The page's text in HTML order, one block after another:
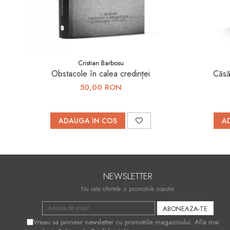
Cristian Barbosu
Obstacole în calea credinței
50,00 RON
ADAUGA IN COS
NEWSLETTER
Nu rata ofertele si promotiile noastre
Vreau sa primesc newsletter cu promotiile magazinului. Afla mai